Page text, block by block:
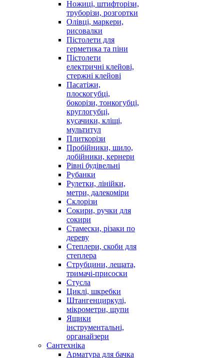
Ножиці, штифторізи,
труборізи, розгортки
Олівці, маркери,
рисовалки
Пістолети для
герметика та піни
Пістолети
електричні клейові,
стержні клейові
Пасатіжи,
плоскогубці,
бокорізи, тонкогубці,
круглогубці,
кусачики, кліщі,
мультитул
Плиткорізи
Пробійники, шило,
добійники, кернери
Рівні будівельні
Рубанки
Рулетки, лінійки,
метри, далекоміри
Склорізи
Сокири, ручки для
сокири
Стамески, різаки по
дереву
Степлери, скоби для
степлера
Струбцини, лещата,
тримачі-присоски
Стусла
Циклі, шкребки
Штангенциркулі,
мікрометри, щупи
Ящики
інструментальні,
органайзери
Сантехніка
Арматура для бачка